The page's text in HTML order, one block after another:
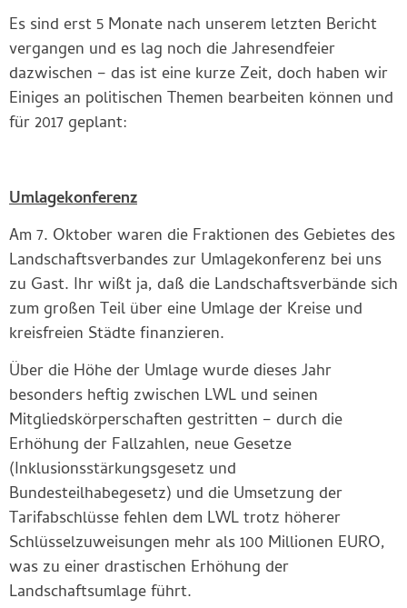
Es sind erst 5 Monate nach unserem letzten Bericht
vergangen und es lag noch die Jahresendfeier
dazwischen – das ist eine kurze Zeit, doch haben wir
Einiges an politischen Themen bearbeiten können und
für 2017 geplant:
Umlagekonferenz
Am 7. Oktober waren die Fraktionen des Gebietes des
Landschaftsverbandes zur Umlagekonferenz bei uns
zu Gast. Ihr wißt ja, daß die Landschaftsverbände sich
zum großen Teil über eine Umlage der Kreise und
kreisfreien Städte finanzieren.
Über die Höhe der Umlage wurde dieses Jahr
besonders heftig zwischen LWL und seinen
Mitgliedskörperschaften gestritten – durch die
Erhöhung der Fallzahlen, neue Gesetze
(Inklusionsstärkungsgesetz und
Bundesteilhabegesetz) und die Umsetzung der
Tarifabschlüsse fehlen dem LWL trotz höherer
Schlüsselzuweisungen mehr als 100 Millionen EURO,
was zu einer drastischen Erhöhung der
Landschaftsumlage führt.